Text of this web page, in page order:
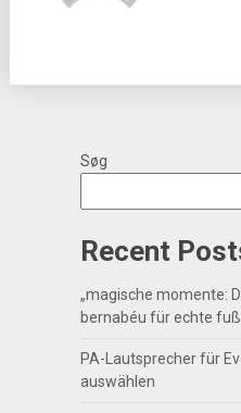
Søg
Recent
„magische momente:
bernabéu für echte
PA-Lautsprecher für
auswählen